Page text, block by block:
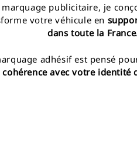
publicitaire, je
votre véhicule en
dans toute la
adhésif est pensé
cohérence avec votre identité